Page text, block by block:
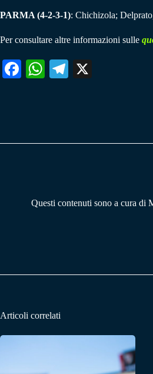
PARMA (4-2-3-1): Chichizola;
Per consultare altre informazioni sulle
Fa W
pp
Te
m
Questi contenuti sono a cura di
Articoli correlati